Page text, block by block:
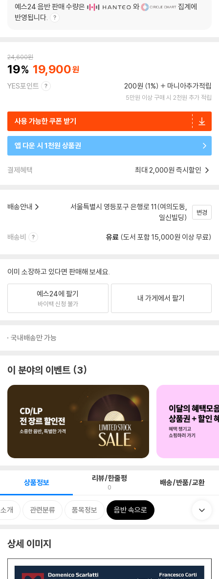
예스24 음반 판매 수량은 와
집계에
반영됩니다.
24,600원
19 19,900
YES포인트 200원 (1%) 마니아추가적립
5만원 이상 구매 시 2천원 추가 적립
사용 가능한 쿠폰 받기
앱 다운 시 1천원 상품권
결제혜택 최대 2,000원 즉시할인
배송안내
서울특별시 영등포구 은행로 11(여의도동,
일신빌딩)
변경
배송비 유료 (도서 포함 15,000원 이상 무료)
이미 소장하고 있다면 판매해 보세요.
예스24에 팔기
바이백 신청 불가
내 가게에서 팔기
국내배송만 가능
이 분야의 이벤트 3
상품정보 리뷰/한줄평
0 배송/반품/교환
개 관련분류 품목정보 음반 속으로
상세 이미지